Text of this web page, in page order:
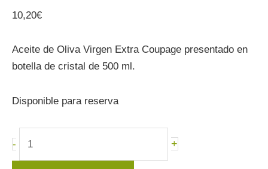
10,20€
Aceite de Oliva Virgen Extra Coupage presentado en
botella de cristal de 500 ml.
Disponible para reserva
- +